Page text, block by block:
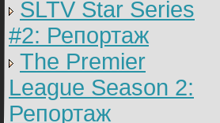
SLTV Star Series
#2: Репортаж
The Premier
League Season 2:
Репортаж